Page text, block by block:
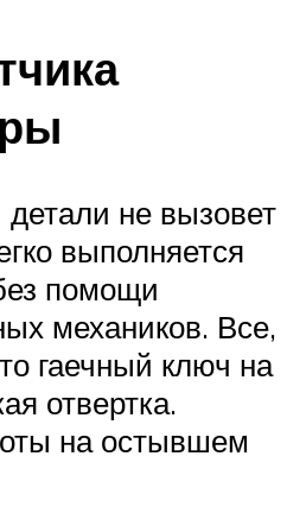
не вызовет
выполняется
помощи
механиков. Все,
гаечный ключ на
отвертка.
на остывшем